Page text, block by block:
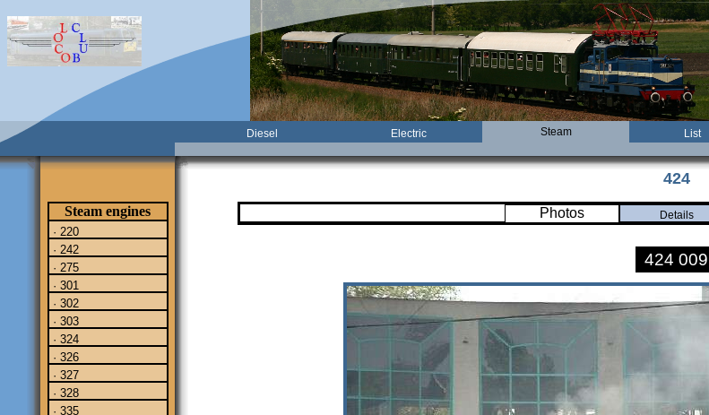
Diesel Electric Steam List
Steam engines
· 220
· 242
· 275
· 301
· 302
· 303
· 324
· 326
· 327
· 328
· 335
424
Photos Details
424 009